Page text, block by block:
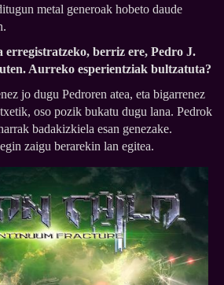
metal generoak hobeto daude
erregistratzeko, berriz ere, Pedro J.
Aurreko esperientziak bultzatuta?
jo dugu Pedroren atea, eta bigarrenez
oso pozik bukatu dugu lana. Pedrok
badakizkiela esan genezake.
zaigu berarekin lan egitea.